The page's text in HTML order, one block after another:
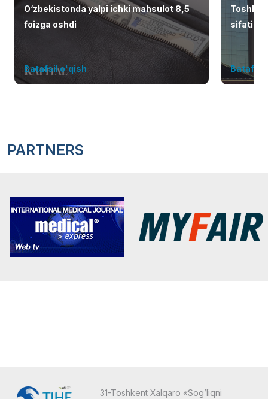
O‘zbekistonda yalpi ichki mahsulot 8,5
foizga oshdi
Batafsil o'qish Batafsil
PARTNERS
31-Toshkent Xalqaro «Sog’liqni